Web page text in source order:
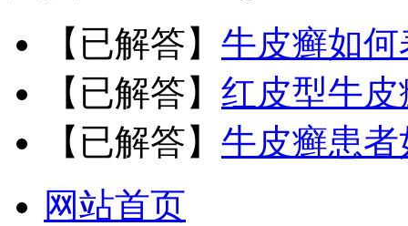
【已解答】 牛皮癣如
【已解答】 红皮型牛
【已解答】 牛皮癣患
网站首页